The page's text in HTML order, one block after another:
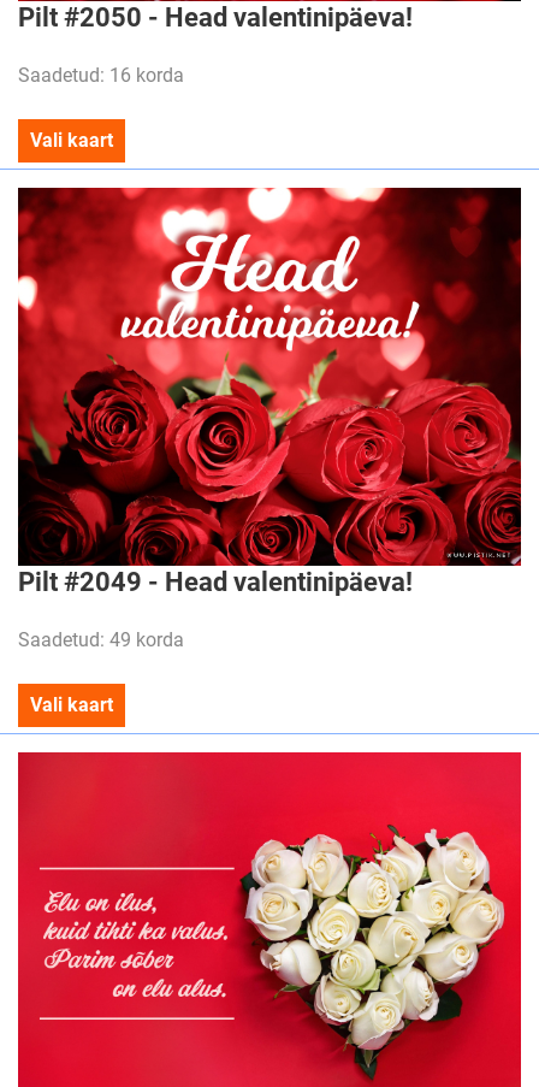
Pilt #2050 - Head valentinipäeva!
Saadetud: 16 korda
Vali kaart
Pilt #2049 - Head valentinipäeva!
Saadetud: 49 korda
Vali kaart